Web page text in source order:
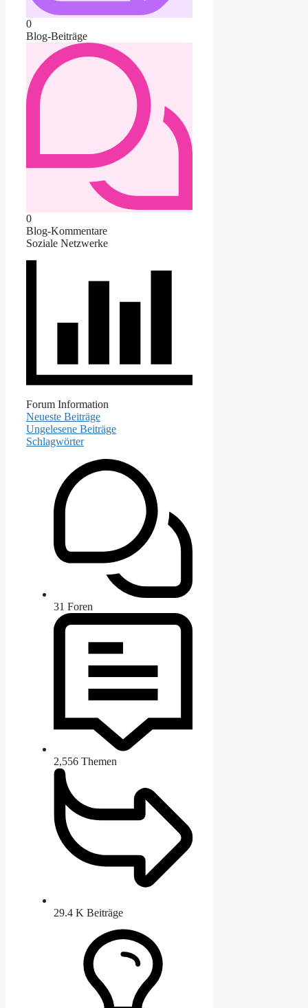
0
Blog-Beiträge
0
Blog-Kommentare
Soziale Netzwerke
Forum Information
Neueste Beiträge
Ungelesene Beiträge
Schlagwörter
31 Foren
2,556 Themen
29.4 K Beiträge